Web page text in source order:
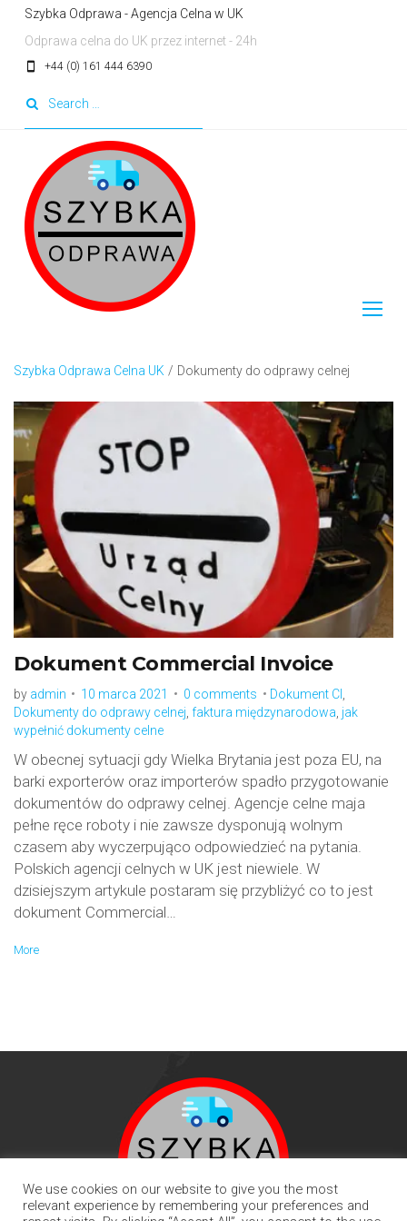
Skip
content
Szybka Odprawa - Agencja Celna w UK
Odprawa celna do UK przez internet - 24h
smartphone +44 (0) 161 444 6390
Szybka Odprawa Celna UK / Dokumenty do odprawy celnej
Tag:
Dokumenty
do
odprawy
celnej
Dokument Commercial Invoice
by admin 10 marca 2021 0 comments Dokument CI
Dokumenty do odprawy celnej faktura międzynarodowa jak
wypełnić dokumenty celne
W obecnej sytuacji gdy Wielka Brytania jest poza EU, na
barki exporterów oraz importerów spadło przygotowanie
dokumentów do odprawy celnej. Agencje celne maja
pełne ręce roboty i nie zawsze dysponują wolnym
czasem aby wyczerpująco odpowiedzieć na pytania.
Polskich agencji celnych w UK jest niewiele. W
dzisiejszym artykule postaram się przybliżyć co to jest
dokument Commercial…
More
We use cookies on our website to give you the most
relevant experience by remembering your preferences and